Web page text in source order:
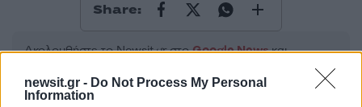
newsit.gr - Do Not Process My Personal
Information
Share:
Ακολουθήστε το Νewsit.gr στοGoogle Newsκαι
τελευταία νέατης ημέρας